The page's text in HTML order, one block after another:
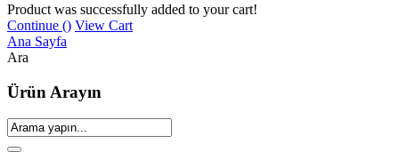
Product was successfully added to your cart!
Continue () View Cart
Ana Sayfa
Ara
Ürün Arayın